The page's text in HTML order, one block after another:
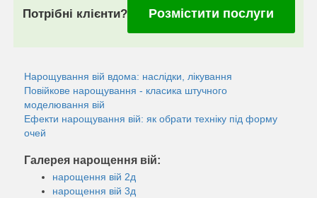
Потрібні клієнти? Розмістити послуги
Нарощування вій вдома: наслідки, лікування
Повійкове нарощування - класика штучного
моделювання вій
Ефекти нарощування вій: як обрати техніку під форму
очей
Галерея нарощення вій:
нарощення вій 2д
нарощення вій 3д